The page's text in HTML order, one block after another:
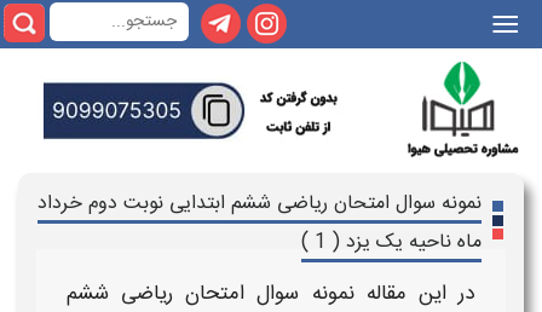
|||
نمونه سوال امتحان ریاضی ششم ابتدایی نوبت دوم خرداد
ماه ناحیه یک یزد ( 1 )
در این مقالهنمونه سوال امتحان ریاضی ششم